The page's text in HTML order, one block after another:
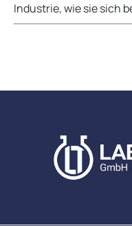
Industrie, wie sie sich